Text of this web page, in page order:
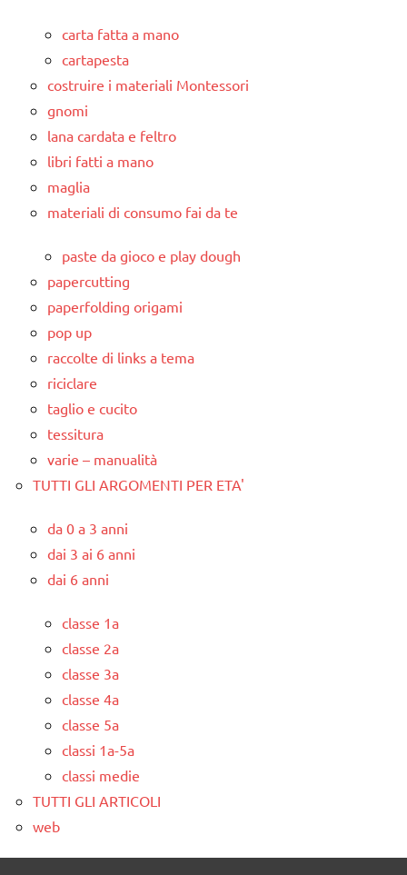
carta fatta a mano
cartapesta
costruire i materiali Montessori
gnomi
lana cardata e feltro
libri fatti a mano
maglia
materiali di consumo fai da te
paste da gioco e play dough
papercutting
paperfolding origami
pop up
raccolte di links a tema
riciclare
taglio e cucito
tessitura
varie – manualità
TUTTI GLI ARGOMENTI PER ETA'
da 0 a 3 anni
dai 3 ai 6 anni
dai 6 anni
classe 1a
classe 2a
classe 3a
classe 4a
classe 5a
classi 1a-5a
classi medie
TUTTI GLI ARTICOLI
web